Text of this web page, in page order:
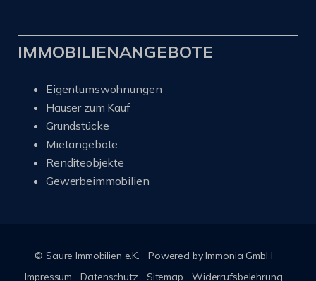
IMMOBILIENANGEBOTE
Eigentumswohnungen
Häuser zum Kauf
Grundstücke
Mietangebote
Renditeobjekte
Gewerbeimmobilien
© Saure Immobilien e.K.
Powered by Immonia GmbH
Impressum
Datenschutz Sitemap Widerrufsbelehrung